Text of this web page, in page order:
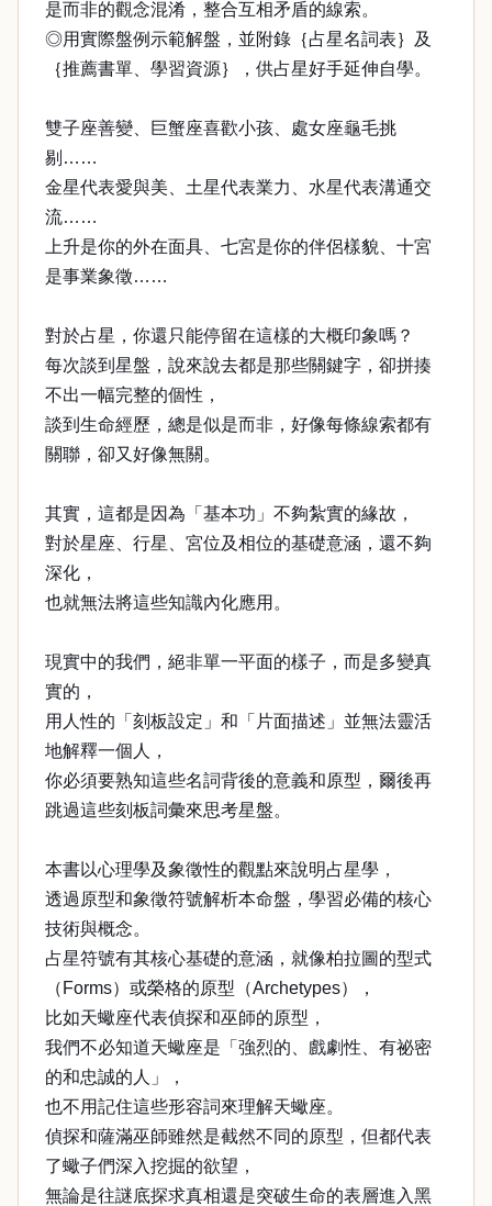
是而非的觀念混淆，整合互相矛盾的線索。
◎用實際盤例示範解盤，並附錄｛占星名詞表｝及
｛推薦書單、學習資源｝，供占星好手延伸自學。
雙子座善變、巨蟹座喜歡小孩、處女座龜毛挑
剔……
金星代表愛與美、土星代表業力、水星代表溝通交
流……
上升是你的外在面具、七宮是你的伴侶樣貌、十宮
是事業象徵……
對於占星，你還只能停留在這樣的大概印象嗎？
每次談到星盤，說來說去都是那些關鍵字，卻拼揍
不出一幅完整的個性，
談到生命經歷，總是似是而非，好像每條線索都有
關聯，卻又好像無關。
其實，這都是因為「基本功」不夠紮實的緣故，
對於星座、行星、宮位及相位的基礎意涵，還不夠
深化，
也就無法將這些知識內化應用。
現實中的我們，絕非單一平面的樣子，而是多變真
實的，
用人性的「刻板設定」和「片面描述」並無法靈活
地解釋一個人，
你必須要熟知這些名詞背後的意義和原型，爾後再
跳過這些刻板詞彙來思考星盤。
本書以心理學及象徵性的觀點來說明占星學，
透過原型和象徵符號解析本命盤，學習必備的核心
技術與概念。
占星符號有其核心基礎的意涵，就像柏拉圖的型式
（Forms）或榮格的原型（Archetypes），
比如天蠍座代表偵探和巫師的原型，
我們不必知道天蠍座是「強烈的、戲劇性、有祕密
的和忠誠的人」，
也不用記住這些形容詞來理解天蠍座。
偵探和薩滿巫師雖然是截然不同的原型，但都代表
了蠍子們深入挖掘的欲望，
無論是往謎底探求真相還是突破生命的表層進入黑